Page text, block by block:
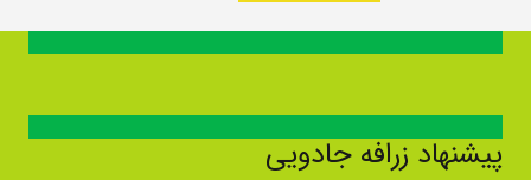
پیشنهاد زرافه جادویی